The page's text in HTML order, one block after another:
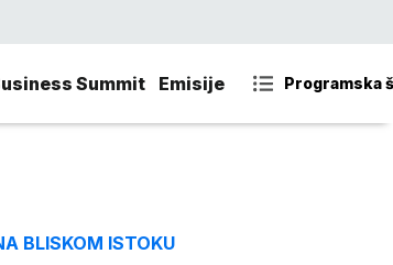
Summit Emisije Programska
BLISKOM ISTOKU